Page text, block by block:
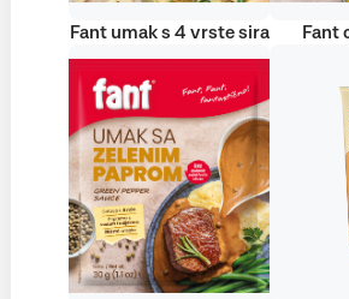
Fant umak s 4 vrste sira Fant